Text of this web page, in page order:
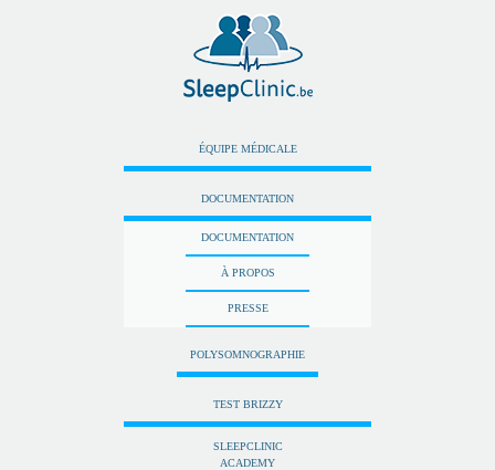
ÉQUIPE MÉDICALE
DOCUMENTATION
DOCUMENTATION
À PROPOS
PRESSE
POLYSOMNOGRAPHIE
TEST BRIZZY
SLEEPCLINIC
ACADEMY